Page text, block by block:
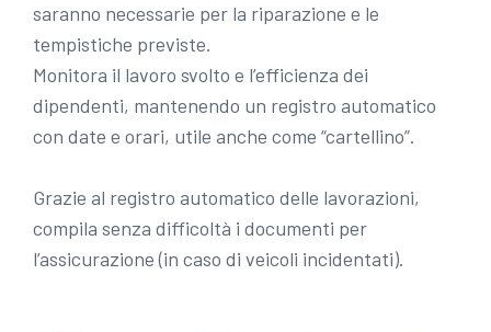
saranno necessarie per la riparazione e le
tempistiche previste.
Monitora il lavoro svolto e l’efficienza dei
dipendenti, mantenendo un registro automatico
con date e orari, utile anche come “cartellino”.
Grazie al registro automatico delle lavorazioni,
compila senza difficoltà i documenti per
l’assicurazione (in caso di veicoli incidentati).